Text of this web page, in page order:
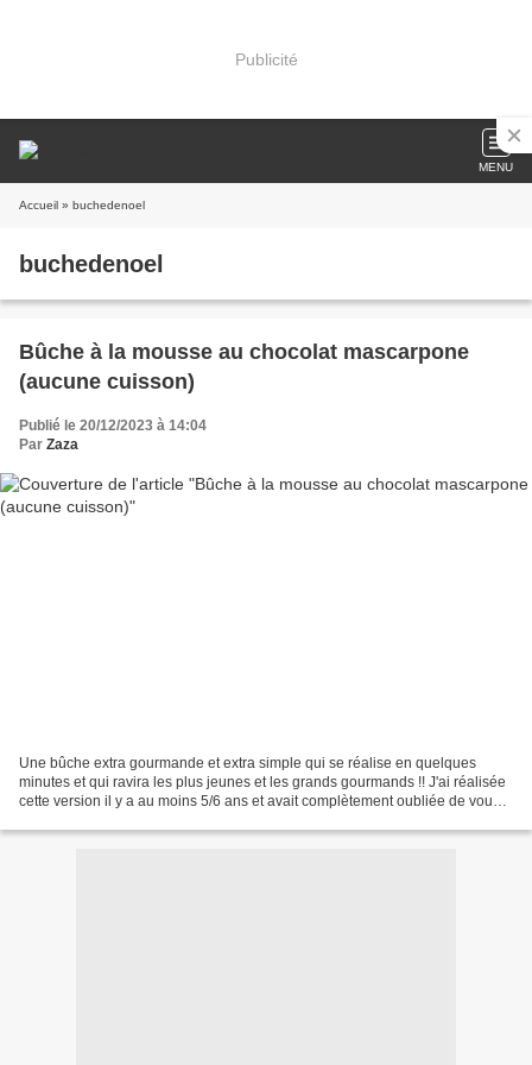
Publicité
MENU
Accueil » buchedenoel
buchedenoel
Bûche à la mousse au chocolat mascarpone
(aucune cuisson)
Publié le 20/12/2023 à 14:04
Par Zaza
Une bûche extra gourmande et extra simple qui se réalise en quelques
minutes et qui ravira les plus jeunes et les grands gourmands !! J'ai réalisée
cette version il y a au moins 5/6 ans et avait complètement oubliée de vous